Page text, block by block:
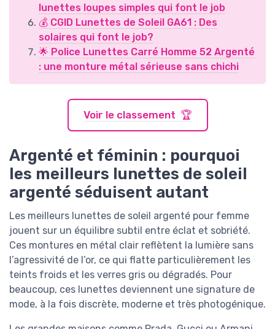
lunettes loupes simples qui font le job
💰 CGID Lunettes de Soleil GA61 : Des
solaires qui font le job?
🌟 Police Lunettes Carré Homme 52 Argenté
: une monture métal sérieuse sans chichi
Voir le classement 🏆
Argenté et féminin : pourquoi
les meilleurs lunettes de soleil
argenté séduisent autant
Les meilleurs lunettes de soleil argenté pour femme
jouent sur un équilibre subtil entre éclat et sobriété.
Ces montures en métal clair reflètent la lumière sans
l’agressivité de l’or, ce qui flatte particulièrement les
teints froids et les verres gris ou dégradés. Pour
beaucoup, ces lunettes deviennent une signature de
mode, à la fois discrète, moderne et très photogénique.